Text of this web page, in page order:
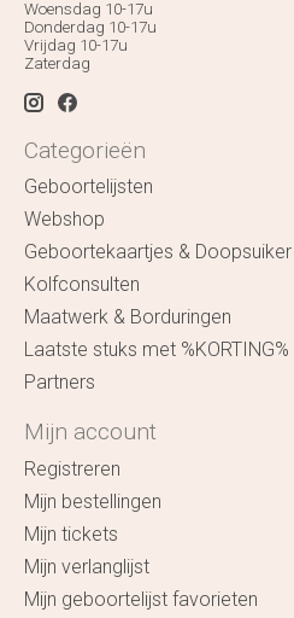
Woensdag 10-17u
Donderdag 10-17u
Vrijdag 10-17u
Zaterdag
Categorieën
Geboortelijsten
Webshop
Geboortekaartjes & Doopsuiker
Kolfconsulten
Maatwerk & Borduringen
Laatste stuks met %KORTING%
Partners
Mijn account
Registreren
Mijn bestellingen
Mijn tickets
Mijn verlanglijst
Mijn geboortelijst favorieten